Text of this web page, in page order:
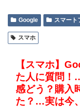
Google スマート
スマホ
【スマホ】
た人に質問！
感どう？購入
た？…実は今